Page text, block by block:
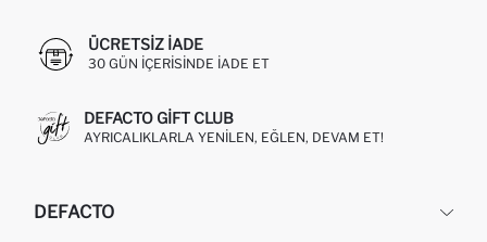
ÜCRETSIZ IADE
30 GÜN IÇERISINDE IADE ET
DEFACTO GIFT CLUB
AYRICALIKLARLA YENILEN, EĞLEN, DEVAM ET!
DEFACTO